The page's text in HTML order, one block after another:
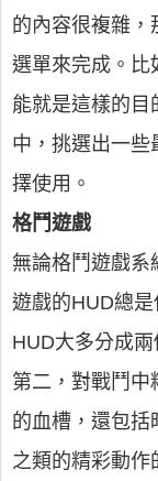
的內容很複雜
選單來完成。比
能就是這樣的目
中，挑選出一些
擇使用。
格鬥遊戲
無論格鬥遊戲系
遊戲的HUD總
HUD大多分成
第二，對戰鬥中
的血槽，還包
之類的精彩動作